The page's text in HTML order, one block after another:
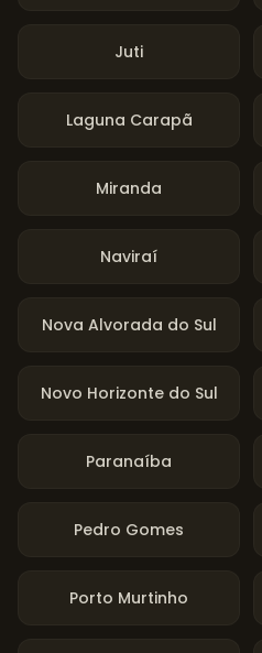
Juti
Laguna Carapã
Miranda
Naviraí
Nova Alvorada do Sul
Novo Horizonte do Sul
Paranaíba
Pedro Gomes
Porto Murtinho